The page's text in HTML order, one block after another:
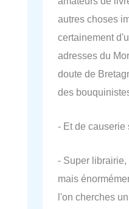
autres choses
certainement
adresses du
doute de
des
- Et de
- Super
mais
l'on cherches